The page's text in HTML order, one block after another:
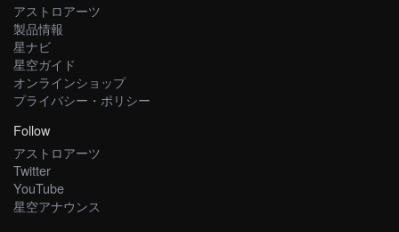
アストロアーツ
製品情報
星ナビ
星空ガイド
オンラインショップ
プライバシー・ポリシー
Follow
アストロアーツ
Twitter
YouTube
星空アナウンス